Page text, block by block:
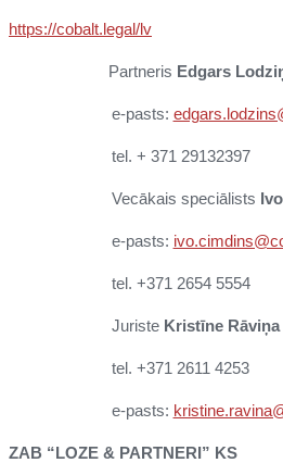
https://cobalt.legal/lv
Partneris Edgars
e-pasts:
tel. + 371 29132397
Vecākais speciālists
e-pasts:
tel. +371 2654 5554
JuristeKristīne Rāviņa
tel. +371 2611 4253
e-pasts:
ZAB “LOZE & PARTNERI” KS